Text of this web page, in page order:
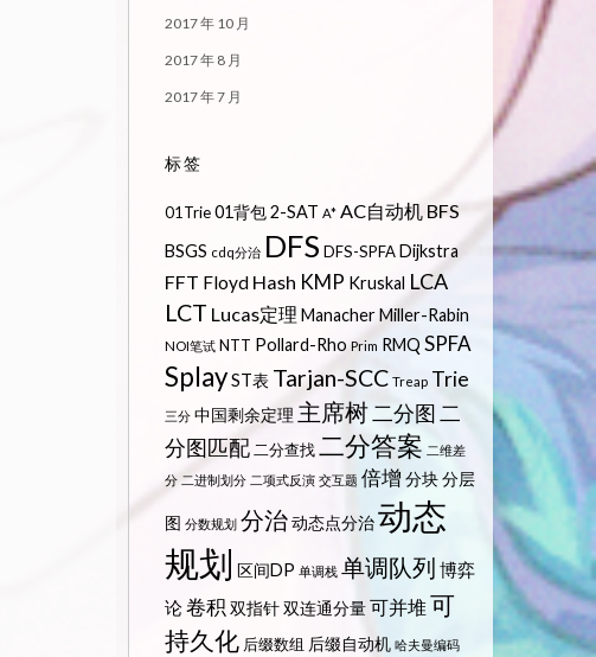
2017 年 10 月
2017 年 8 月
2017 年 7 月
标签
01Trie 01背包 2-SAT A* AC自动机 BFS
BSGS cdq分治 DFS DFS-SPFA Dijkstra
FFT Floyd Hash KMP Kruskal LCA
LCT Lucas定理 Manacher Miller-Rabin
NOI笔试 NTT Pollard-Rho Prim RMQ SPFA
Splay ST表 Tarjan-SCC Treap Trie
三分 中国剩余定理 主席树 二分图 二
分图匹配 二分查找 二分答案 二维差
分 二进制划分 二项式反演 交互题 倍增 分块 分层
图 分数规划 分治 动态点分治 动态
规划 区间DP 单调栈 单调队列 博弈
论卷积 双指针 双连通分量 可并堆可
持久化 后缀数组 后缀自动机 哈夫曼编码